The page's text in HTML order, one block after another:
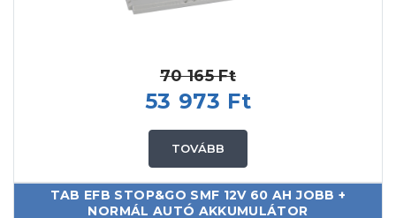
70 165 Ft
53 973 Ft
TOVÁBB
TAB EFB STOP&GO SMF 12V 60 AH JOBB +
NORMÁL AUTÓ AKKUMULÁTOR